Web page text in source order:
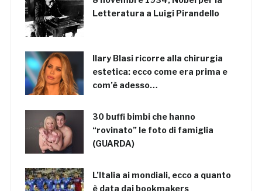
Letteratura a Luigi Pirandello
Ilary Blasi ricorre alla chirurgia
estetica: ecco come era prima e
com’è adesso…
30 buffi bimbi che hanno
“rovinato” le foto di famiglia
(GUARDA)
L’Italia ai mondiali, ecco a quanto
è data dai bookmakers